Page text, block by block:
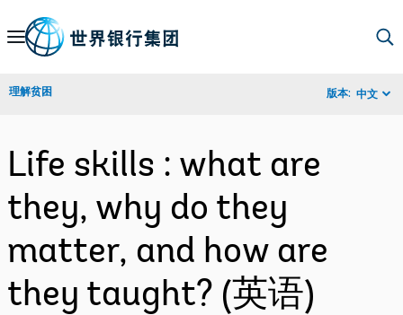
Skip
Navigation
理解贫困 版本: 中文
Life skills : what are
they, why do they
matter, and how are
they taught? (英语)